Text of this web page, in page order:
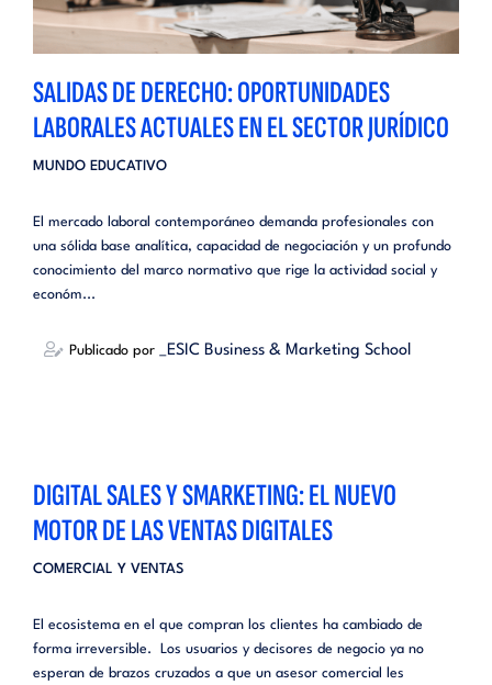
SALIDAS DE DERECHO: OPORTUNIDADES
LABORALES ACTUALES EN EL SECTOR JURÍDICO
MUNDO EDUCATIVO
El mercado laboral contemporáneo demanda profesionales con
una sólida base analítica, capacidad de negociación y un profundo
conocimiento del marco normativo que rige la actividad social y
económ...
Publicado por _ESIC Business & Marketing School
DIGITAL SALES Y SMARKETING: EL NUEVO
MOTOR DE LAS VENTAS DIGITALES
COMERCIAL Y VENTAS
El ecosistema en el que compran los clientes ha cambiado de
forma irreversible. Los usuarios y decisores de negocio ya no
esperan de brazos cruzados a que un asesor comercial les